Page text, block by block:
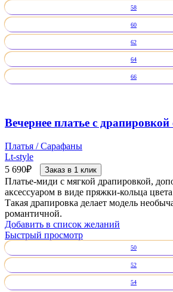
58
60
62
64
66
Вечернее платье с драпировкой
Платья / Сарафаны
Lt-style
5 690₽ Заказ в 1 клик
Платье-миди с мягкой драпировкой,
аксессуаром в виде пряжки-кольца
Такая драпировка делает модель
романтичной.
Добавить в список желаний
Быстрый просмотр
50
52
54